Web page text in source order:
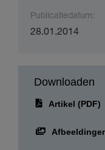
Publicatiedatum:
28.01.2014
Downloaden
Artikel (PDF)